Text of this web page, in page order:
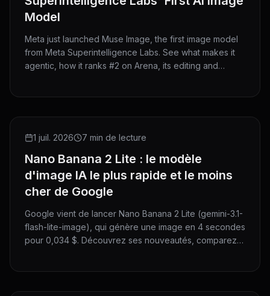
Model
Meta just launched Muse Image, the first image model
from Meta Superintelligence Labs. See what makes it
agentic, how it ranks #2 on Arena, its editing and
NEW RELEASE
1 juil. 2026 7 min de lecture
Nano Banana 2 Lite : le modèle
d'image IA le plus rapide et le moins
cher de Google
Google vient de lancer Nano Banana 2 Lite (gemini-3.1-
flash-lite-image), qui génère une image en 4 secondes
pour 0,034 $. Découvrez ses nouveautés, comparez-